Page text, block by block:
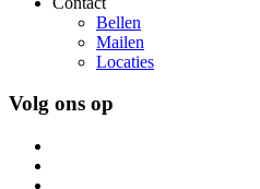
Bellen
Mailen
Locaties
Volg ons op